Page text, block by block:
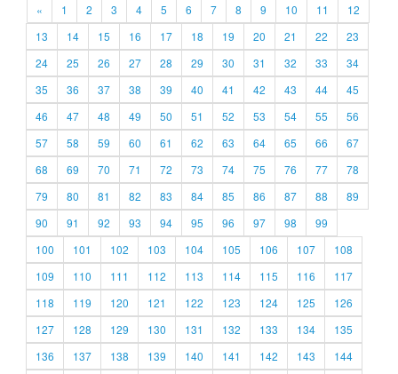
« 1 2 3 4 5 6 7 8 9 10 11
12
13
14 15 16 17 18 19 20 21 22
23
24
25 26 27 28 29 30 31 32 33
34
35
36 37 38 39 40 41 42 43 44
45
46
47 48 49 50 51 52 53 54 55
56
57
58 59 60 61 62 63 64 65 66
67
68
69 70 71 72 73 74 75 76 77
78
79
80 81 82 83 84 85 86 87 88
89
90
91 92 93 94 95 96 97 98
99
100
101 102 103 104 105 106 107
108
109
110 111 112 113 114 115 116
117
118
119 120 121 122 123 124 125
126
127
128 129 130 131 132 133 134
135
136
137 138 139 140 141 142 143
144